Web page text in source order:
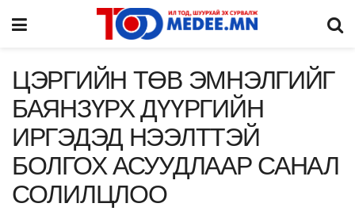
ЦЭРГИЙН ТӨВ ЭМНЭЛГИЙГ
БАЯНЗҮРХ ДҮҮРГИЙН
ИРГЭДЭД НЭЭЛТТЭЙ
БОЛГОХ АСУУДЛААР САНАЛ
СОЛИЛЦЛОО